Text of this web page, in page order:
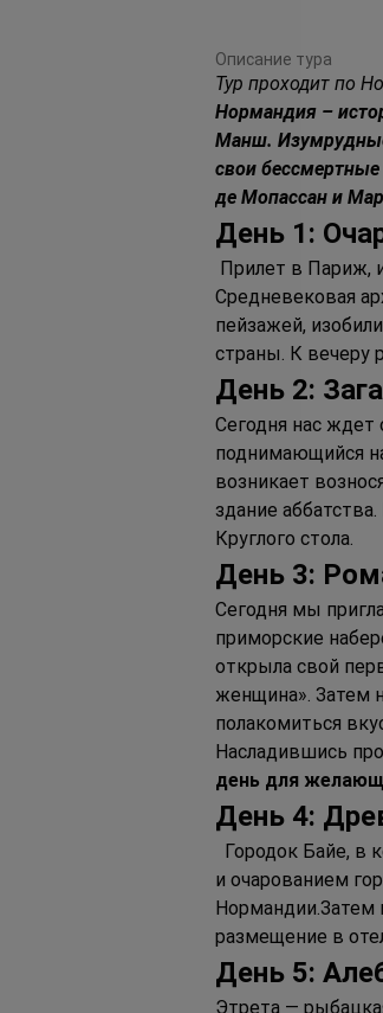
Описание тура
Тур проходит по
Нормандия –
Манш. Изумрудные
свои
де Мопассан и
День 1:
Прилет в Париж,
Средневековая
пейзажей,
страны. К вечеру
День 2:
Сегодня нас
поднимающийся
возникает
здание
Круглого стола.
День 3:
Сегодня мы
приморские
открыла свой
женщина». Затем
полакомиться
Насладившись
день для
День 4:
Городок Байе, в
и очарованием
Нормандии.Затем
размещение в
День 5:
Этрета —